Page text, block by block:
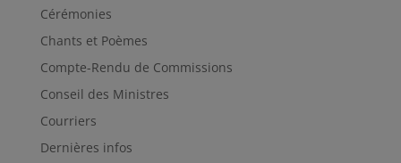
Cérémonies
Chants et Poèmes
Compte-Rendu de Commissions
Conseil des Ministres
Courriers
Dernières infos